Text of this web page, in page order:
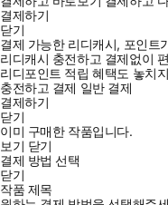
결제하기
닫기
결제 가능한 리디캐시, 포인트
리디캐시 충전하고 결제없이
리디포인트 적립 혜택도 놓치
충전하고 결제 일반 결제
결제하기
닫기
이미 구매한 작품입니다.
보기 닫기
결제 방법 선택
닫기
작품 제목